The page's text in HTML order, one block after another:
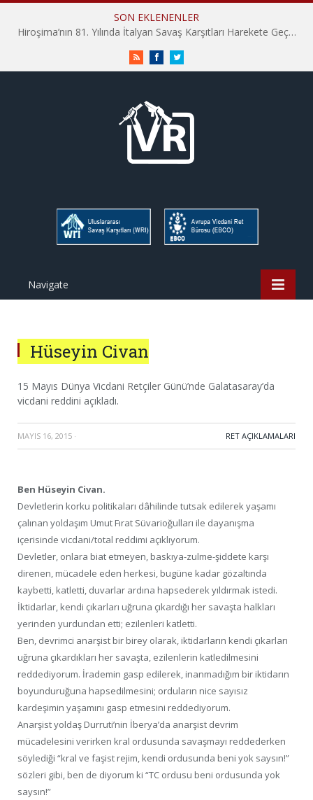
SON EKLENENLER
Hiroşima’nın 81. Yılında İtalyan Savaş Karşıtları Harekete Geçti: “Hatırlamak yeterli değil”
RSS FacebookTwitter
Navigate
Hüseyin Civan
15 Mayıs Dünya Vicdani Retçiler Günü’nde Galatasaray’da
vicdani reddini açıkladı.
MAYIS 16, 2015 · RET AÇIKLAMALARI
Ben Hüseyin Civan.
Devletlerin korku politikaları dâhilinde tutsak edilerek yaşamı
çalınan yoldaşım Umut Fırat Süvarioğulları ile dayanışma
içerisinde vicdani/total reddimi açıklıyorum.
Devletler, onlara biat etmeyen, baskıya-zulme-şiddete karşı
direnen, mücadele eden herkesi, bugüne kadar gözaltında
kaybetti, katletti, duvarlar ardına hapsederek yıldırmak istedi.
İktidarlar, kendi çıkarları uğruna çıkardığı her savaşta halkları
yerinden yurdundan etti; ezilenleri katletti.
Ben, devrimci anarşist bir birey olarak, iktidarların kendi çıkarları
uğruna çıkardıkları her savaşta, ezilenlerin katledilmesini
reddediyorum. İrademin gasp edilerek, inanmadığım bir iktidarın
boyunduruğuna hapsedilmesini; orduların nice sayısız
kardeşimin yaşamını gasp etmesini reddediyorum.
Anarşist yoldaş Durruti’nin İberya’da anarşist devrim
mücadelesini verirken kral ordusunda savaşmayı reddederken
söylediği “kral ve faşist rejim, kendi ordusunda beni yok saysın!”
sözleri gibi, ben de diyorum ki “TC ordusu beni ordusunda yok
saysın!”